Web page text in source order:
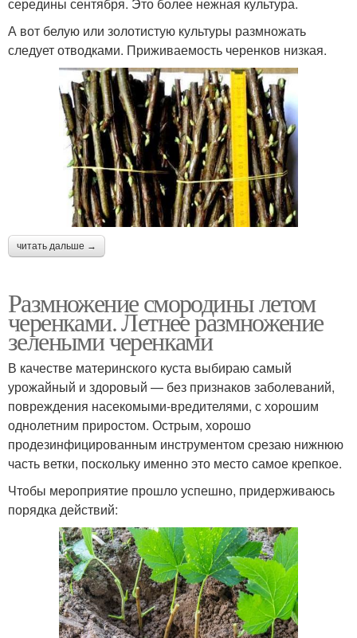
А вот белую или золотистую культуры размножать
следует отводками. Приживаемость черенков низкая.
читать дальше →
Размножение смородины летом
черенками. Летнее размножение
зелеными черенками
В качестве материнского куста выбираю самый
урожайный и здоровый — без признаков заболеваний,
повреждения насекомыми-вредителями, с хорошим
однолетним приростом. Острым, хорошо
продезинфицированным инструментом срезаю нижнюю
часть ветки, поскольку именно это место самое крепкое.
Чтобы мероприятие прошло успешно, придерживаюсь
порядка действий: